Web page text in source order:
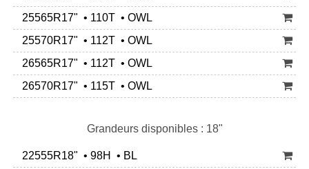
25565R17" • 110T • OWL
25570R17" • 112T • OWL
26565R17" • 112T • OWL
26570R17" • 115T • OWL
Grandeurs disponibles : 18"
22555R18" • 98H • BL